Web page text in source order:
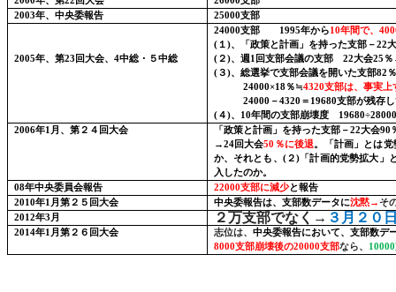
2003年、中央委報告 25000支部
2005年、第23 回大会、 4中総・５中総
24000支部 1995年から10年間で、
(１ )、「政策と計画」を持った支部－22
(２)、週 1 回支部会議の支部 22大会25
(３)、総選挙で支部会議を開いた支部82
24000×18％≒4320支部は、事実上
24000 －4320 ＝ 19680支部が残存
(４)、 10年間の支部崩壊度 19680÷28000
2006年1 月、第２４回大会 「政策と計画」を持った支部－22大会90
→24回大会50 ％に後退。「計画」とは
か、それとも、 (２) 「計画的党勢拡大」
入したのか。
08年中央委員会報告 22000支部に減少と報告
2010年1 月第２５回大会 中央委報告は、支部数データに沈黙→ そ
2012年3 月 ２万支部でなく→ ３月２０
2014年1 月第２６回大会 志位は、 中央委報告において、支部数デ
8000支部崩壊後の20000支部なら、 10000